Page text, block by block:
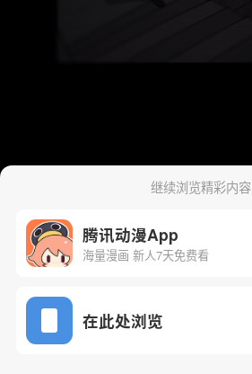
继续浏览精彩内容
腾讯动漫App
海量漫画 新人7天免费看
在此处浏览